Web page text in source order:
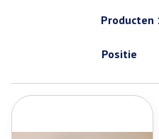
Producten
Sorteer op: